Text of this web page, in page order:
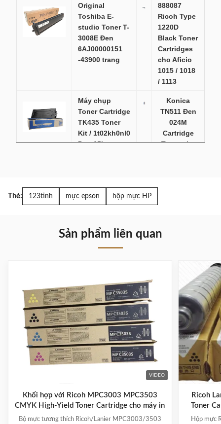
MP C2000 cho Ricoh MP C2000
MP C2030 cho Ricoh Aficio MPC2030/C2050/C2530/
cho Ricoh Aficio MPC2051/C2551
cho Ricoh Aficio MPC2500/C3000
cho Ricoh MP C2800
Original
Toshiba E-
studio Toner T-
3008E Đen
6AJ00000151
-43900 trang
888087
Ricoh Type
1220D
Black Toner
Cartridges
cho Aficio
1015 / 1018
/ 1113
Máy chụp
Toner Cartridge
TK435 Toner
Kit / 1t02kh0nl0
Đen 15k
Konica
TN511 Đen
024M
Cartridge
Toner cho
Các hộp mực
Ricoh gốc
Ricoh
MPC3000
15000 trang
Cartridge
Thẻ: 123tinh mực epson hộp mực HP
Sản phẩm liên quan
VIDEO
Khối hợp với Ricoh MPC3003 MPC3503
CMYK High-Yield Toner Cartridge cho máy in
Bộ mực tương thích Ricoh/Lanier MPC3003/3503
Ricoh
Toner
Hộp mực